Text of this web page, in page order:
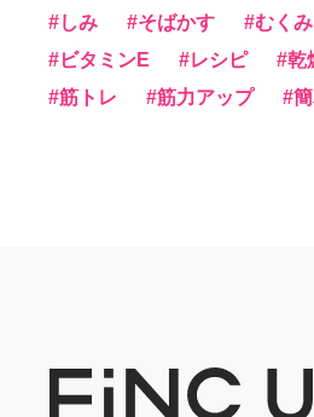
しみ そばかす むくみ
ビタミンE
レシピ 乾
筋トレ
筋力アップ